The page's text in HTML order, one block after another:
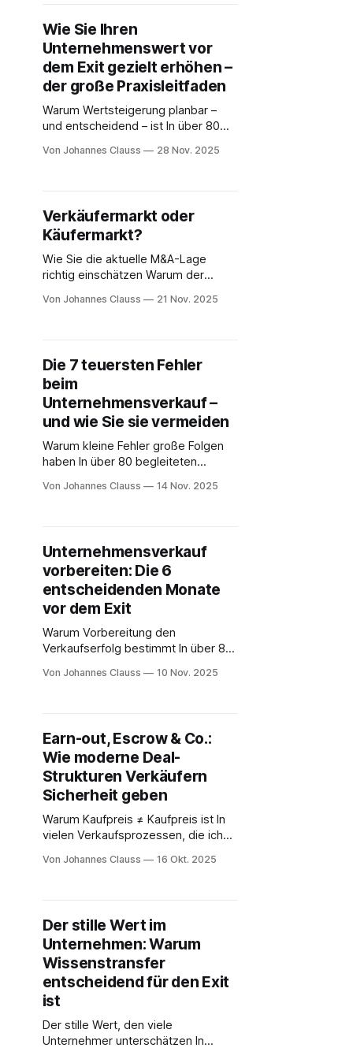
Unternehmen läuft stabil, die
Kunden sind treu, die
Mitarbeitenden erfahren. Und
trotzdem taucht ein Gedanke immer
häufiger auf: „Irgendwann muss ich
mich
Wie Sie Ihren
Unternehmenswert vor
dem Exit gezielt erhöhen –
der große Praxisleitfaden
Warum Wertsteigerung planbar –
und entscheidend – ist In über 80
eines immer wieder erlebt: Der
weniger von der
Unternehmensgröße ab als von
dessen Zukunftsfähigkeit: Stabilität,
Planbarkeit, Übergabefähigkeit und
Risiko. Die großen Preishebel
Von Johannes Clauss 28 Nov. 2025
Verkäufermarkt oder
Käufermarkt?
Wie Sie die aktuelle M&A-Lage
richtig einschätzen Warum der
entscheidend ist In über 80
Käufer letztlich zahlt, entsteht nicht
ausschließlich durch Zahlen oder
Verhandlungen – sondern durch das
Marktumfeld zum Zeitpunkt Ihres
Von Johannes Clauss 21 Nov. 2025
Die 7 teuersten Fehler
beim
Unternehmensverkauf –
und wie Sie sie vermeiden
Warum kleine Fehler große Folgen
haben In über 80 begleiteten
habe ich gelernt: Es sind selten die
Details. Ein unvollständiger Vertrag,
eine falsche Kennzahl, ein fehlender
Plan B in der Käuferauswahl – und
plötzlich kippt der gesamte
Von Johannes Clauss 14 Nov. 2025
Unternehmensverkauf
vorbereiten: Die 6
entscheidenden Monate
vor dem Exit
Warum Vorbereitung den
Verkaufserfolg bestimmt In über 80
ExitBuddies habe ich eines immer
den Monaten davor. Viele
Unternehmer:innen unterschätzen,
wie stark die Qualität der
Vorbereitung über Preis,
Prozessdauer und Abbruchrisiko
Von Johannes Clauss 10 Nov. 2025
Earn-out, Escrow & Co.:
Wie moderne Deal-
Strukturen Verkäufern
Sicherheit geben
Warum Kaufpreis ≠ Kaufpreis ist In
vielen Verkaufsprozessen, die ich
von Unternehmern Sätze wie: „Wir
eigentliche Arbeit. Der Kaufpreis ist
selten eine fixe Zahl – er ist das
Von Johannes Clauss 16 Okt. 2025
Der stille Wert im
Unternehmen: Warum
Wissenstransfer
entscheidend für den Exit
ist
Der stille Wert, den viele
Unternehmer unterschätzen In